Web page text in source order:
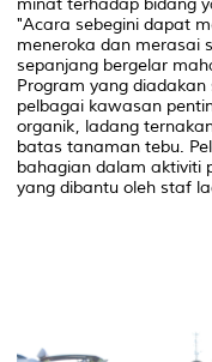
minat terhadap bidang
"Acara sebegini dapat
meneroka dan merasai
sepanjang bergelar
Program yang
pelbagai kawasan
organik, ladang
batas tanaman tebu.
bahagian dalam aktiviti
yang dibantu oleh staf